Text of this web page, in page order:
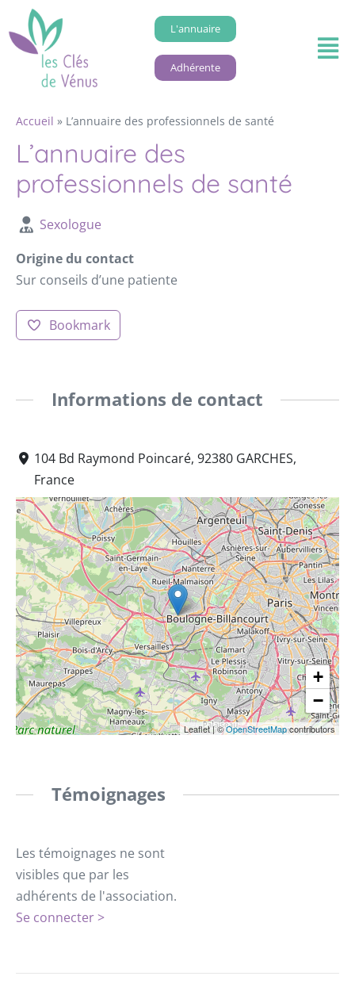
L'annuaire
Adhérente
Accueil » L’annuaire des professionnels de santé
L’annuaire des
professionnels de santé
Sexologue
Origine du contact
Sur conseils d’une patiente
Bookmark
Informations de contact
104 Bd Raymond Poincaré, 92380 GARCHES,
France
+
−
Leaflet|©OpenStreetMapcontributors
Témoignages
Les témoignages ne sont
visibles que par les
adhérents de l'association.
Se connecter >